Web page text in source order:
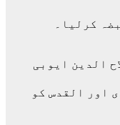
صلاح الدین ایوبی
اور القدس کو